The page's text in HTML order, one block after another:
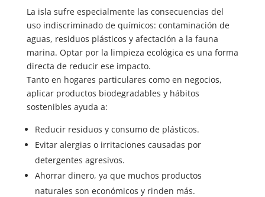
La isla sufre especialmente las consecuencias del
uso indiscriminado de químicos: contaminación de
aguas, residuos plásticos y afectación a la fauna
marina. Optar por la limpieza ecológica es una forma
directa de reducir ese impacto.
Tanto en hogares particulares como en negocios,
aplicar productos biodegradables y hábitos
sostenibles ayuda a:
Reducir residuos y consumo de plásticos.
Evitar alergias o irritaciones causadas por
detergentes agresivos.
Ahorrar dinero, ya que muchos productos
naturales son económicos y rinden más.